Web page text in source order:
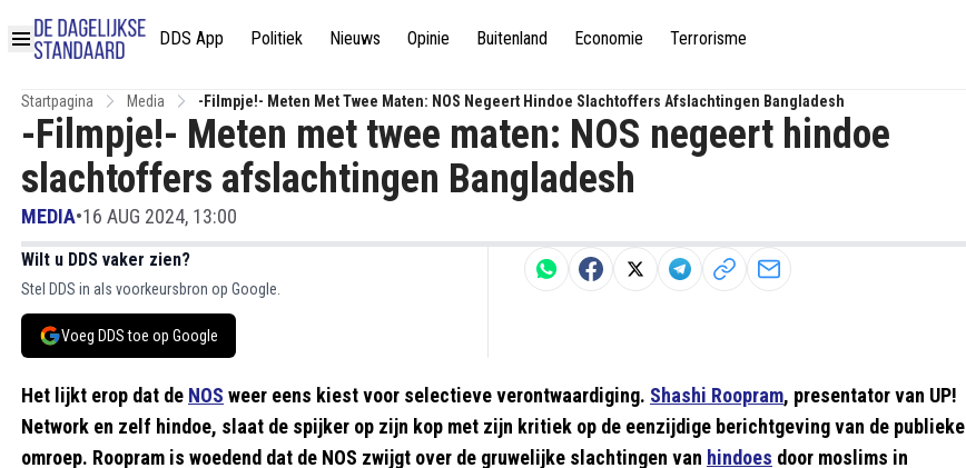
DDS App Politiek Nieuws Opinie Buitenland Economie Terrorisme
Startpagina Media -Filmpje!- Meten Met Twee Maten: NOS Negeert Hindoe Slachtoffers Afslachtingen Bangladesh
-Filmpje!- Meten met twee maten: NOS negeert hindoe
slachtoffers afslachtingen Bangladesh
MEDIA•16 AUG 2024, 13:00
Wilt u DDS vaker zien?
Stel DDS in als voorkeursbron op Google.
Voeg DDS toe op Google
Het lijkt erop dat de NOS weer eens kiest voor selectieve verontwaardiging. Shashi Roopram, presentator van UP!
Network en zelf hindoe, slaat de spijker op zijn kop met zijn kritiek op de eenzijdige berichtgeving van de publieke
omroep. Roopram is woedend dat de NOS zwijgt over de gruwelijke slachtingen van hindoes door moslims in